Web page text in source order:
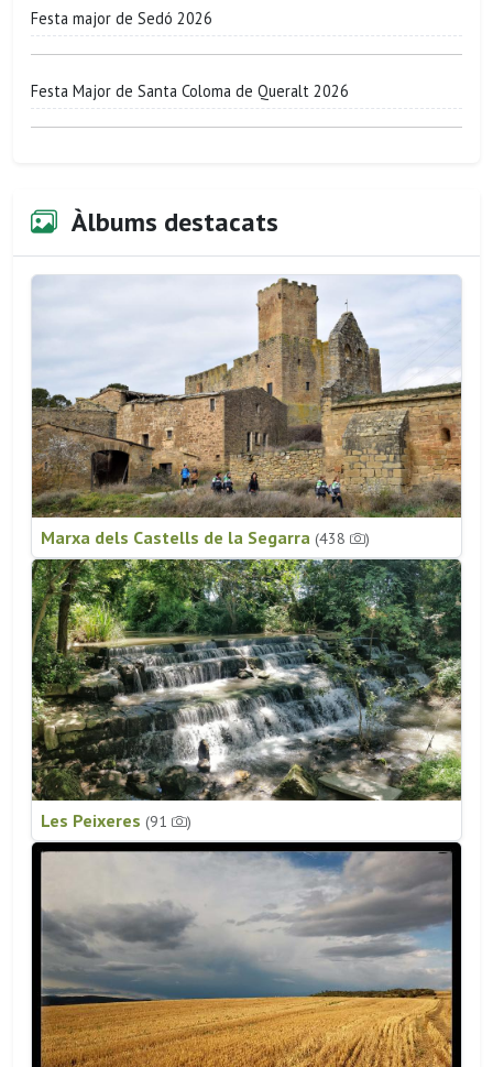
Festa major de Sedó 2026
Festa Major de Santa Coloma de Queralt 2026
Àlbums destacats
Marxa dels Castells de la Segarra (438 )
Les Peixeres (91 )